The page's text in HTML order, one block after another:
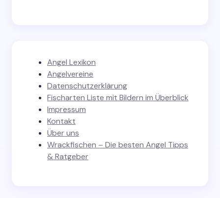
Angel Lexikon
Angelvereine
Datenschutzerklärung
Fischarten Liste mit Bildern im Überblick
Impressum
Kontakt
Über uns
Wrackfischen – Die besten Angel Tipps
& Ratgeber